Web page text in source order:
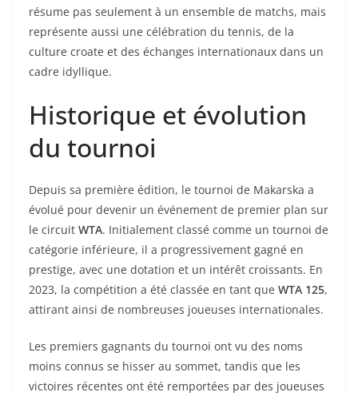
résume pas seulement à un ensemble de matchs, mais
représente aussi une célébration du tennis, de la
culture croate et des échanges internationaux dans un
cadre idyllique.
Historique et évolution
du tournoi
Depuis sa première édition, le tournoi de Makarska a
évolué pour devenir un événement de premier plan sur
le circuit WTA. Initialement classé comme un tournoi de
catégorie inférieure, il a progressivement gagné en
prestige, avec une dotation et un intérêt croissants. En
2023, la compétition a été classée en tant que WTA 125,
attirant ainsi de nombreuses joueuses internationales.
Les premiers gagnants du tournoi ont vu des noms
moins connus se hisser au sommet, tandis que les
victoires récentes ont été remportées par des joueuses